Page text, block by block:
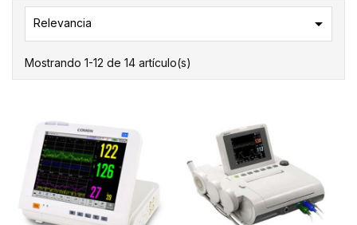
Relevancia 
Mostrando 1-12 de 14 artículo(s)